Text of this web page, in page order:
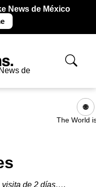
News de México
de
🌐
The World
visita de 2 días….